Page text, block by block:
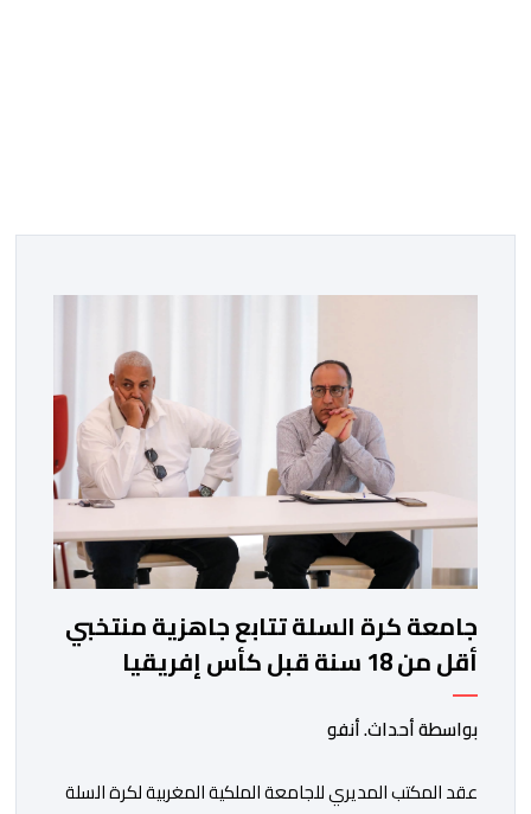
جامعة كرة السلة تتابع جاهزية منتخبي
أقل من 18 سنة قبل كأس إفريقيا
بواسطة أحداث. أنفو
عقد المكتب المديري للجامعة الملكية المغربية لكرة السلة